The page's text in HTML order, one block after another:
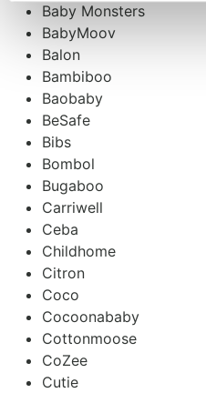
Baby Monsters
BabyMoov
Balon
Bambiboo
Baobaby
BeSafe
Bibs
Bombol
Bugaboo
Carriwell
Ceba
Childhome
Citron
Coco
Cocoonababy
Cottonmoose
CoZee
Cutie